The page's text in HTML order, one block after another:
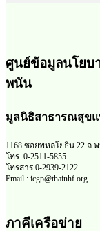
ศูนย์ข้อมูลนโยบ
พนัน
มูลนิธิสาธารณสุขแ
1168 ซอยพหลโยธิน 22 ถ.
โทร. 0-2511-5855
โทรสาร 0-2939-2122
Email : icgp@thainhf.org
ภาคีเครือข่าย